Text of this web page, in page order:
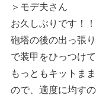
＞モデ夫さん
お久しぶりです！
砲塔の後の出っ張
で装甲をひっつけ
もっともキットま
ので、適度に均す